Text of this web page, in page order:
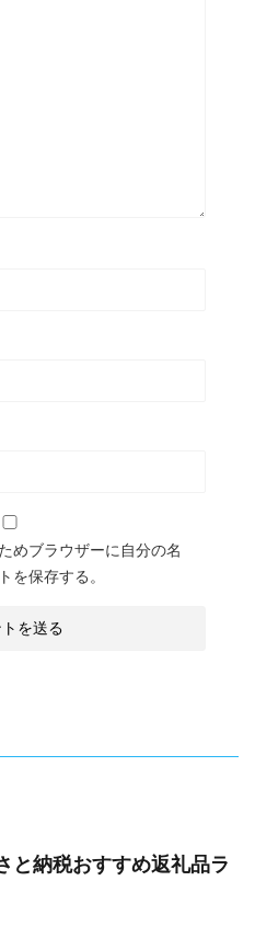
めブラウザーに自分の名
を保存する。
と納税おすすめ返礼品ラ